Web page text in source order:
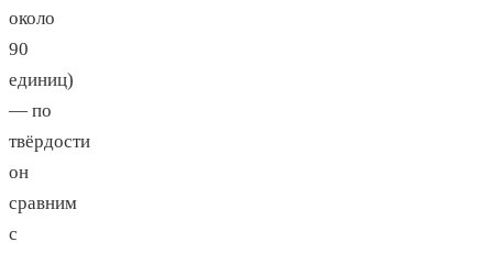
около
90
единиц)
— по
твёрдости
он
сравним
с